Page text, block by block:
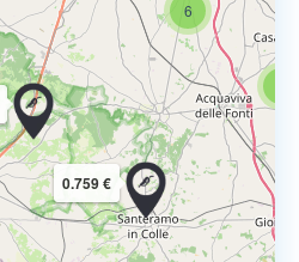
6
0.759 €